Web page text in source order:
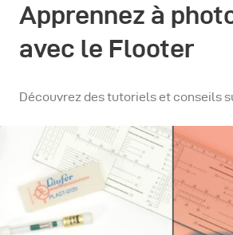
Apprennez à
avec le Flooter
Découvrez des tutoriels et conseils